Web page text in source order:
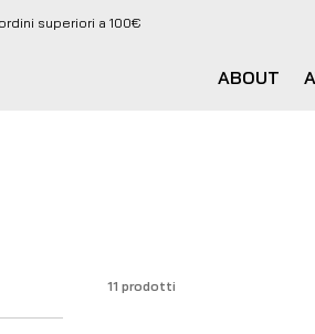
superiori a 100€
ABOUT
11 prodotti